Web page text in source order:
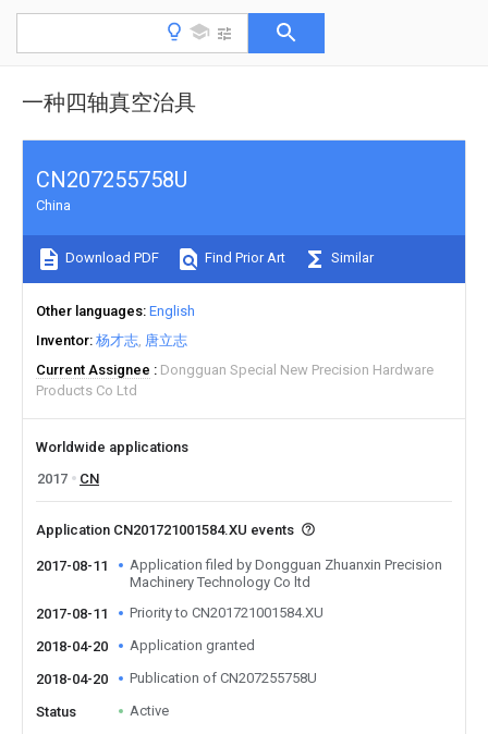
一种四轴真空治具
CN207255758U
China
Download PDF Find Prior Art Similar
Other languages English
Inventor 杨才志 唐立志
Current Assignee
Dongguan Special New Precision Hardware
Products Co Ltd
Worldwide applications
2017
CN
Application CN201721001584.XU events
2017-08-11
Application filed by Dongguan Zhuanxin Precision
Machinery Technology Co ltd
2017-08-11
Priority to CN201721001584.XU
2018-04-20 Application granted
2018-04-20 Publication of CN207255758U
Status Active